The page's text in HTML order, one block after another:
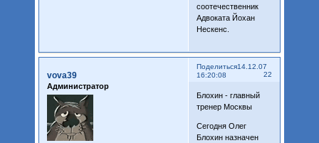
соотечественник
Адвоката Йохан
Нескенс.
Поделиться
22
14.12.07
16:20:08
vova39
Администратор
Блохин - главный
тренер Москвы
Сегодня Олег
Блохин назначен